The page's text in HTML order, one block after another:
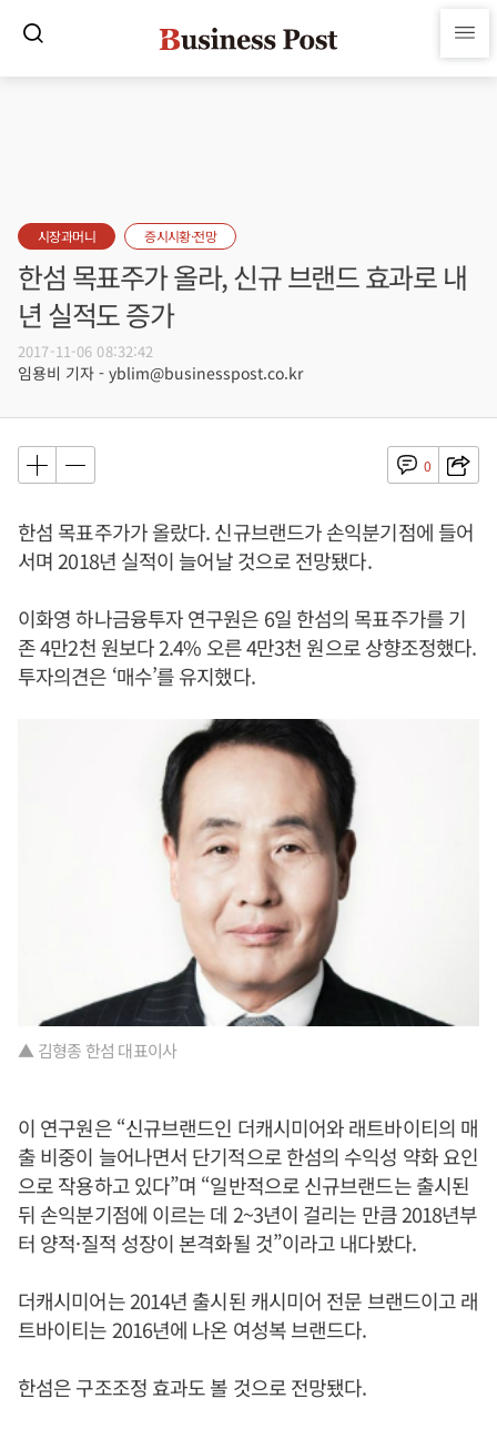
시장과머니 증시시황·전망
한섬 목표주가 올라, 신규 브랜드 효과로 내
년 실적도 증가
2017-11-06 08:32:42
임용비 기자 - yblim@businesspost.co.kr
0
한섬 목표주가가 올랐다. 신규브랜드가 손익분기점에 들어
서며 2018년 실적이 늘어날 것으로 전망됐다.
이화영 하나금융투자 연구원은 6일 한섬의 목표주가를 기
존 4만2천 원보다 2.4% 오른 4만3천 원으로 상향조정했다.
투자의견은 ‘매수’를 유지했다.
▲ 김형종 한섬 대표이사
이 연구원은 “신규브랜드인 더캐시미어와 래트바이티의 매
출 비중이 늘어나면서 단기적으로 한섬의 수익성 약화 요인
으로 작용하고 있다”며 “일반적으로 신규브랜드는 출시된
뒤 손익분기점에 이르는 데 2~3년이 걸리는 만큼 2018년부
터 양적·질적 성장이 본격화될 것”이라고 내다봤다.
더캐시미어는 2014년 출시된 캐시미어 전문 브랜드이고 래
트바이티는 2016년에 나온 여성복 브랜드다.
한섬은 구조조정 효과도 볼 것으로 전망됐다.